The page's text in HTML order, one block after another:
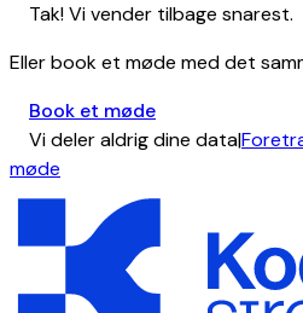
Tak! Vi vender tilbage snarest.
Eller book et møde med det
Book et møde
Vi deler aldrig dine data|
møde